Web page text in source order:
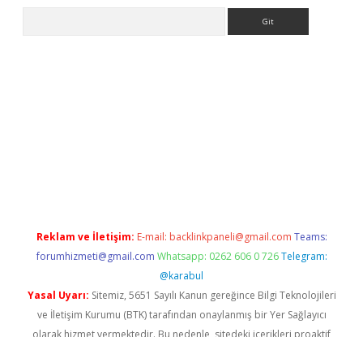
Reklam ve İletişim: E-mail: backlinkpaneli@gmail.com Teams:
forumhizmeti@gmail.com Whatsapp: 0262 606 0 726 Telegram:
@karabul
Yasal Uyarı: Sitemiz, 5651 Sayılı Kanun gereğince Bilgi Teknolojileri
ve İletişim Kurumu (BTK) tarafından onaylanmış bir Yer Sağlayıcı
olarak hizmet vermektedir. Bu nedenle, sitedeki içerikleri proaktif